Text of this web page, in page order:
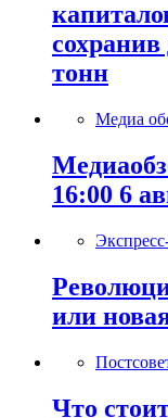
тонн
Медиа
16:00 6
или
Что